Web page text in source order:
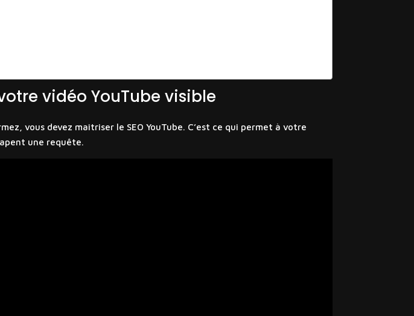
vidéo YouTube visible
vous devez maîtriser le SEO YouTube. C’est ce qui permet à votre
une requête.